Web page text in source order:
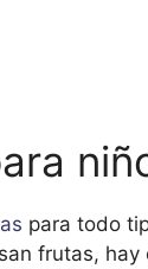
para todo
frutas, hay